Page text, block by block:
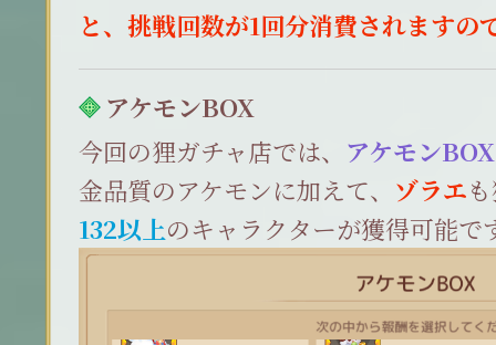
と、挑戦回数が1回分消費されますの
アケモンBOX
今回の狸ガチャ店では、 アケモンBOX
金品質のアケモンに加えて、 ゾラエ
132以上のキャラクターが獲得可能で